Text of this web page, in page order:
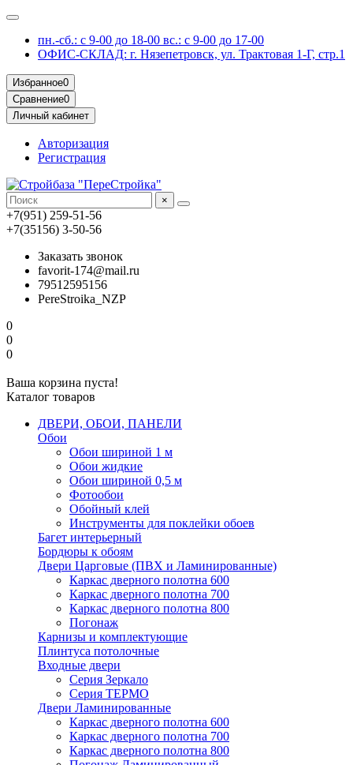
пн.-сб.: с 9-00 до 18-00 вс.: с 9-00 до 17-00
ОФИС-СКЛАД: г. Нязепетровск, ул. Трактовая 1-Г, стр.1
Избранное0
Сравнение0
Личный кабинет
Авторизация
Регистрация
×
+7(951) 259-51-56
+7(35156) 3-50-56
Заказать звонок
favorit-174@mail.ru
79512595156
PereStroika_NZP
0
0
0
Ваша корзина пуста!
Каталог товаров
ДВЕРИ, ОБОИ, ПАНЕЛИ
Обои
Обои шириной 1 м
Обои жидкие
Обои шириной 0,5 м
Фотообои
Обойный клей
Инструменты для поклейки обоев
Багет интерьерный
Бордюры к обоям
Двери Царговые (ПВХ и Ламинированные)
Каркас дверного полотна 600
Каркас дверного полотна 700
Каркас дверного полотна 800
Погонаж
Карнизы и комплектующие
Плинтуса потолочные
Входные двери
Серия Зеркало
Серия ТЕРМО
Двери Ламинированные
Каркас дверного полотна 600
Каркас дверного полотна 700
Каркас дверного полотна 800